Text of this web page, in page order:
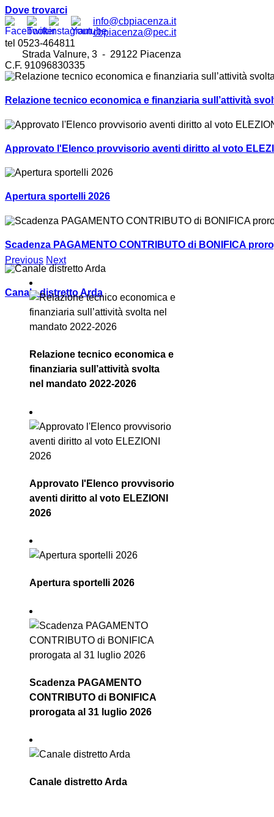
Dove trovarci
info@cbpiacenza.it
cbpiacenza@pec.it
tel 0523-464811
Strada Valnure, 3 - 29122 Piacenza
C.F. 91096830335
Relazione tecnico economica e finanziaria sull’attività
Approvato l'Elenco provvisorio aventi diritto al voto
Apertura sportelli 2026
Scadenza PAGAMENTO CONTRIBUTO di BONIFICA
Canale distretto Arda
Previous Next
Relazione tecnico economica e
finanziaria sull’attività svolta
nel mandato 2022-2026
Approvato l'Elenco provvisorio
aventi diritto al voto ELEZIONI
2026
Apertura sportelli 2026
Scadenza PAGAMENTO
CONTRIBUTO di BONIFICA
prorogata al 31 luglio 2026
Canale distretto Arda